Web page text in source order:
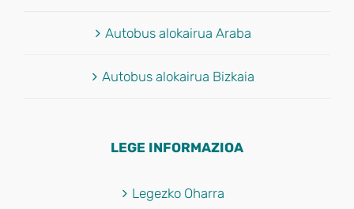
Autobus alokairua Araba
Autobus alokairua Bizkaia
LEGE INFORMAZIOA
Legezko Oharra